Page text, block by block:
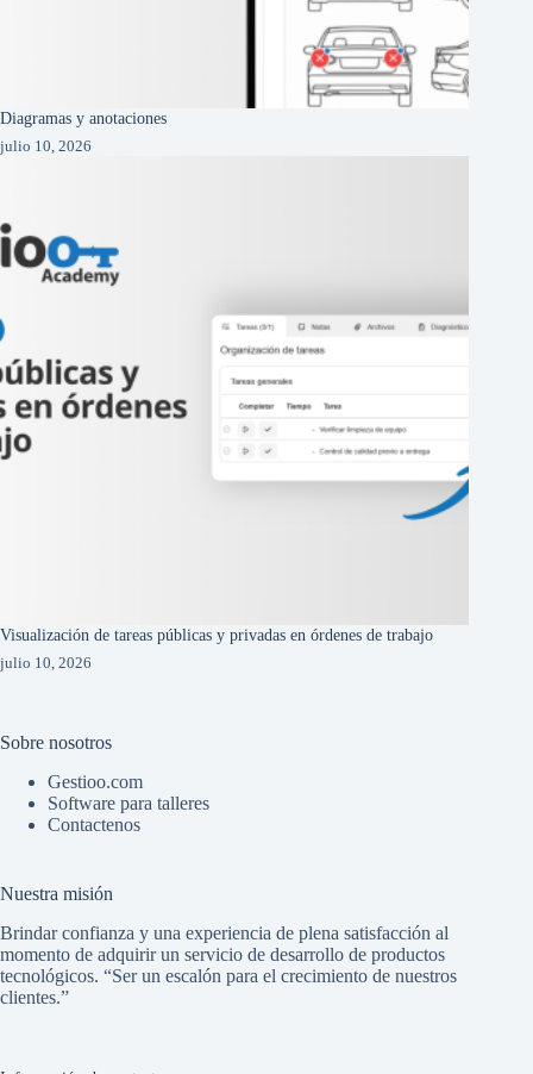
Diagramas y anotaciones
julio 10, 2026
Visualización de tareas públicas y privadas en órdenes de trabajo
julio 10, 2026
Sobre nosotros
Gestioo.com
Software para talleres
Contactenos
Nuestra misión
Brindar confianza y una experiencia de plena satisfacción al
momento de adquirir un servicio de desarrollo de productos
tecnológicos. “Ser un escalón para el crecimiento de nuestros
clientes.”